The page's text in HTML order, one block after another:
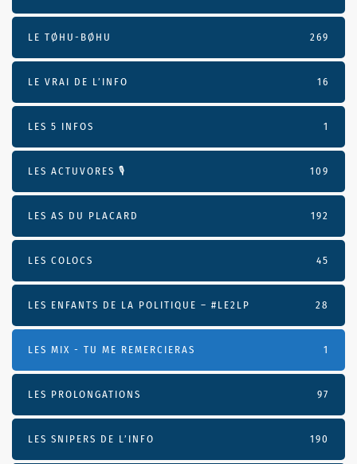
LE TØHU-BØHU 269
LE VRAI DE L’INFO 16
LES 5 INFOS 1
LES ACTUVORES 🎙 109
LES AS DU PLACARD 192
LES COLOCS 45
LES ENFANTS DE LA POLITIQUE – #LE2LP 28
LES MIX - TU ME REMERCIERAS 1
LES PROLONGATIONS 97
LES SNIPERS DE L’INFO 190